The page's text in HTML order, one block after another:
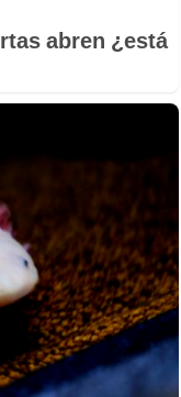
abren ¿está